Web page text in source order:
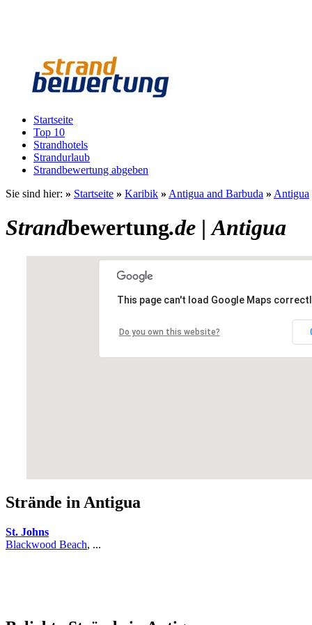
Startseite
Top 10
Strandhotels
Strandurlaub
Strandbewertung abgeben
Sie sind hier: » Startseite » Karibik » Antigua and Barbuda » Antigua
Strandbewertung.de |Antigua
This page can't load Google Maps
Do you own this website?
Strände in Antigua
St. Johns
Blackwood Beach, ...